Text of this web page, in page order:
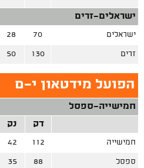
ישראלים-זרים
ישראלים 70
28
זרים 130
50
הפועל מידטאון י-ם
חמישייה-ספסל
דק
נק
חמישייה 112
42
ספסל 88
35